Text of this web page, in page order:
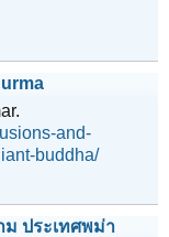
and-
buddha/
ม ประเทศพม่า